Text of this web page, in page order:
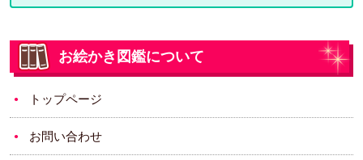
お絵かき図鑑について
トップページ
お問い合わせ